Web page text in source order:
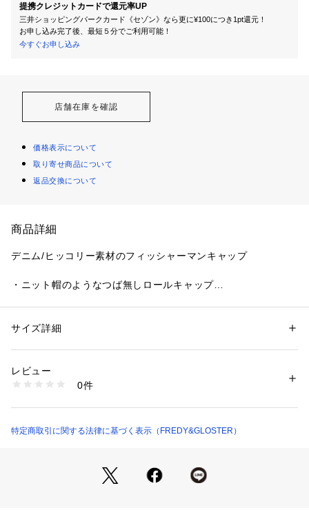
提携クレジットカードで還元率UP
三井ショッピングパークカード《セゾン》なら更に¥100につき1pt還元！
お申し込み完了後、最短５分でご利用可能！
今すぐお申し込み
店舗在庫を確認
価格表示について
取り寄せ商品について
返品交換について
商品詳細
デニム/ヒッコリー素材のフィッシャーマンキャップ
・ニット帽のようなつば無しロールキャップ
・ベルト面は前後どちらでも◎表情の変化を楽しめます
“やさしさ・さわやか・童心”　この3つの考え方をベースに、
シンプルな中に着心地の良さがあり、誰かにちょっと褒められ
フレンチカジュアル、トラッドを基本として遊び心のあるディ
GLOSTERは毎日がほんの少しでもHAPPYになれることを提供
性別：メンズ
素材：コットン100%
商品番号：
6-0724-9-68-330 （ショップ）
サイズ詳細
レビュー
0件
特定商取引に関する法律に基づく表示（FREDY&GLOSTER）